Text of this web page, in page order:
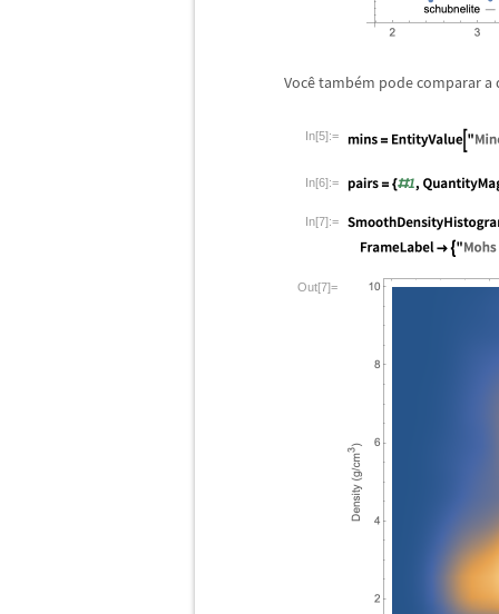
Vocêtambém pode comparar a
In[5]:=
In[6]:=
In[7]:=
Out[7]=